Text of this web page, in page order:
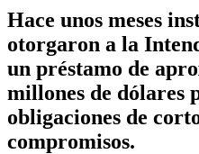
Hace unos meses
otorgaron a la
un préstamo de
millones de dólares
obligaciones de
compromisos.